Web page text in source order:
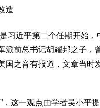
造
习近平第二个任期开始
派前总书记胡耀邦之子，
国之音有报道，文章当时
这一观点由学者吴小平